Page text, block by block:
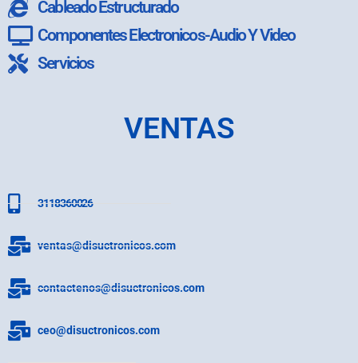
Cableado Estructurado
Componentes Electronicos-Audio Y Video
Servicios
VENTAS
3118360026
ventas@disuctronicos.com
contactenos@disuctronicos.com
ceo@disuctronicos.com